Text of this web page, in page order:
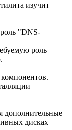
изучит
роль